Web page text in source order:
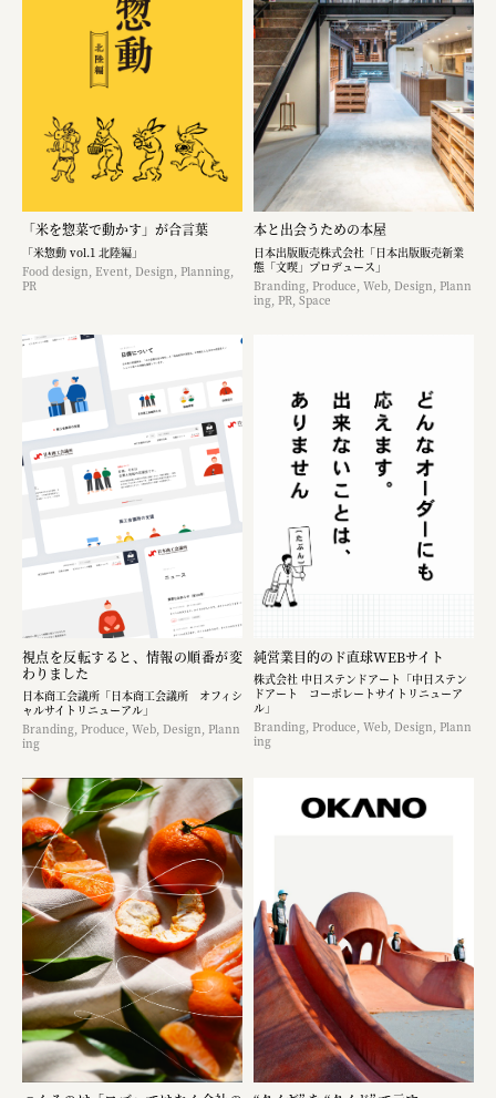
「米を惣菜で動かす」が合言葉
「米惣動 vol.1 北陸編」
Food design, Event, Design, Planning,
PR
本と出会うための本屋
日本出版販売株式会社「日本出版販売新業
態「文喫」プロデュース」
Branding, Produce, Web, Design, Plann
ing, PR, Space
視点を反転すると、情報の順番が変
わりました
日本商工会議所「日本商工会議所 オフィシ
ャルサイトリニューアル」
Branding, Produce, Web, Design, Plann
ing
純営業目的のド直球WEBサイト
株式会社 中日ステンドアート「中日ステン
ドアート コーポレートサイトリニューア
ル」
Branding, Produce, Web, Design, Plann
ing